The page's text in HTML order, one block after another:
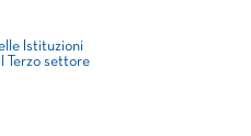
Istituzioni
Terzo settore